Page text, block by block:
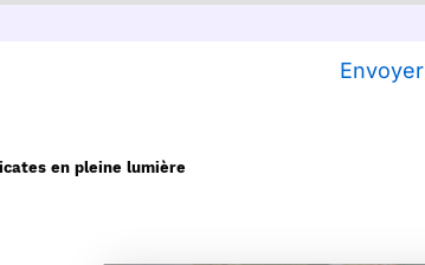
Envoyer
en pleine lumière